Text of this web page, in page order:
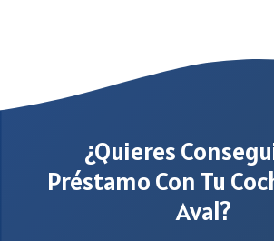
¿Quieres
Préstamo Con Tu
Aval?